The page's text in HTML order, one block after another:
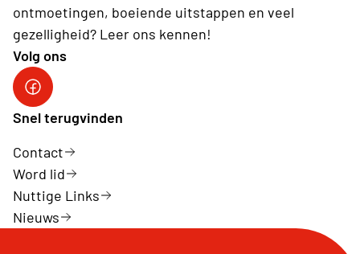
ontmoetingen, boeiende uitstappen en veel
gezelligheid? Leer ons kennen!
Volg ons
facebook
Snel terugvinden
Contact
Word lid
Nuttige Links
Nieuws